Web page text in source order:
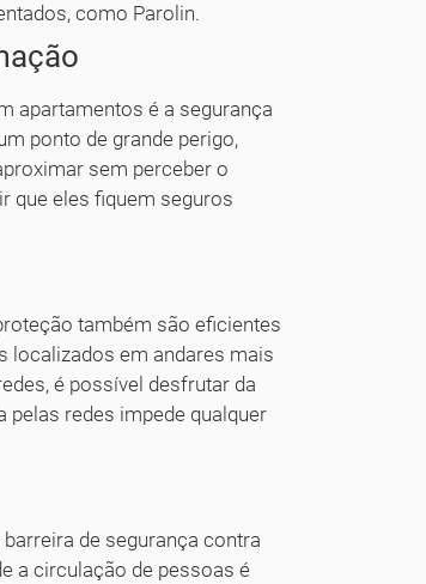
como Parolin.
apartamentos é a segurança
ponto de grande perigo,
sem perceber o
que eles fiquem seguros
também são eficientes
localizados em andares mais
é possível desfrutar da
pelas redes impede qualquer
de segurança contra
a circulação de pessoas é